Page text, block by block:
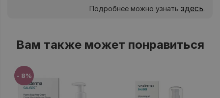
Подробнее можно узнать здесь.
Вам также может понравиться
- 8%